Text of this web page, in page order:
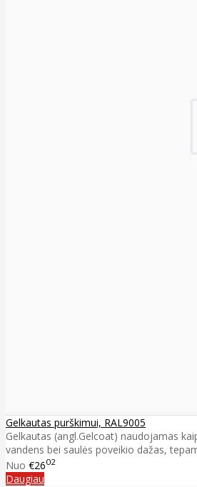
Gelkautas purškimui, RAL9005
Gelkautas (angl.Gelcoat) naudojamas
vandens bei saulės poveikio dažas,
Nuo €2602
Daugiau